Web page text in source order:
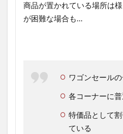
商品が置かれている場所は
が困難な場合も…
ワゴンセール
各コーナーに
特価品として
ている